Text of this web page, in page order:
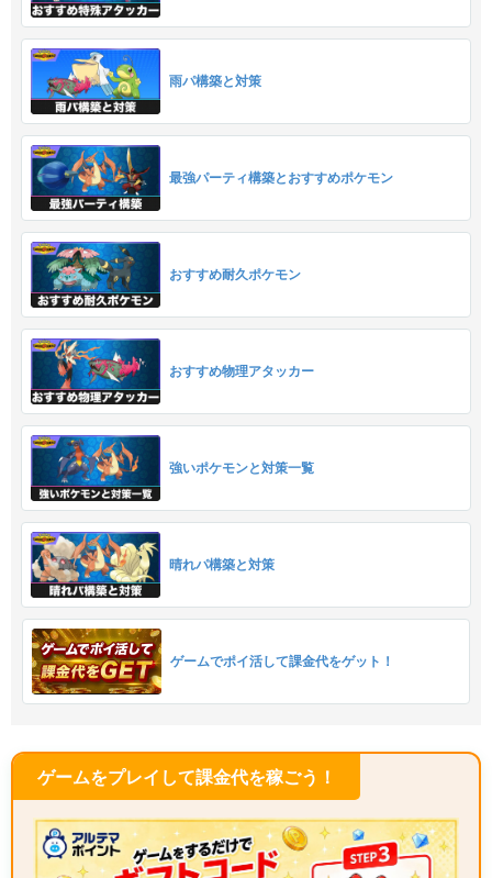
雨パ構築と対策
最強パーティ構築とおすすめポケモン
おすすめ耐久ポケモン
おすすめ物理アタッカー
強いポケモンと対策一覧
晴れパ構築と対策
ゲームでポイ活して課金代をゲット！
ゲームをプレイして課金代を稼ごう！